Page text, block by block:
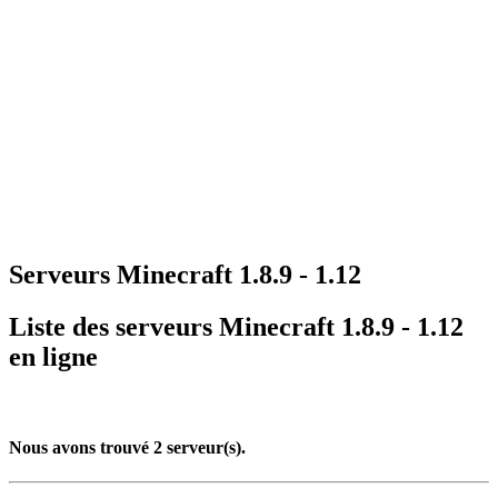
Serveurs Minecraft 1.8.9 - 1.12
Liste des serveurs Minecraft 1.8.9 - 1.12
en ligne
Nous avons trouvé 2 serveur(s).